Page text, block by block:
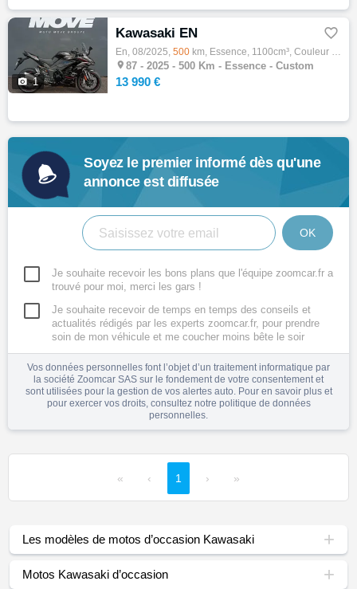
 1
Kawasaki EN 
En, 08/2025, 500 km, Essence, 1100cm³, Couleur noir, 13990 € Equipements : Kawasaki
 87 - 2025 - 500 Km - Essence - Custom
13 990 €
Soyez le premier informé dès qu'une
annonce est diffusée
OK
Je souhaite recevoir les bons plans que l'équipe zoomcar.fr a
trouvé pour moi, merci les gars !
Je souhaite recevoir de temps en temps des conseils et
actualités rédigés par les experts zoomcar.fr, pour prendre
soin de mon véhicule et me coucher moins bête le soir
Vos données personnelles font l’objet d’un traitement informatique par
la société Zoomcar SAS sur le fondement de votre consentement et
sont utilisées pour la gestion de vos alertes auto. Pour en savoir plus et
pour exercer vos droits, consultez notre politique de données
personnelles.
« ‹ 1 › »
Les modèles de motos d’occasion Kawasaki
Motos Kawasaki d’occasion